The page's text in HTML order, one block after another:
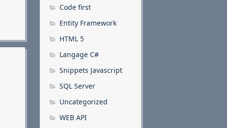
Code first
Entity Framework
HTML 5
Langage C#
Snippets Javascript
SQL Server
Uncategorized
WEB API